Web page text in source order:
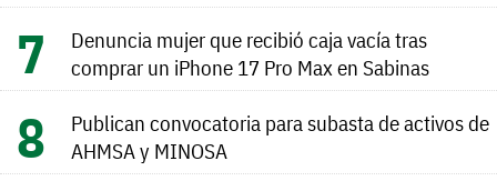
Denuncia mujer que recibió caja vacía tras
comprar un iPhone 17 Pro Max en Sabinas
Publican convocatoria para subasta de activos de
AHMSA y MINOSA